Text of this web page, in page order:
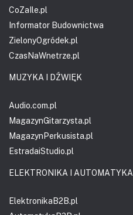
CoZaIle.pl
Informator Budownictwa
ZielonyOgródek.pl
CzasNaWnetrze.pl
MUZYKA I DŹWIĘK
Audio.com.pl
MagazynGitarzysta.pl
MagazynPerkusista.pl
EstradaiStudio.pl
ELEKTRONIKA I AUTOMATYKA
ElektronikaB2B.pl